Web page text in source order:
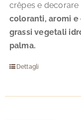
crêpes e decorare
coloranti, aromi e
grassi vegetali
palma.
Dettagli